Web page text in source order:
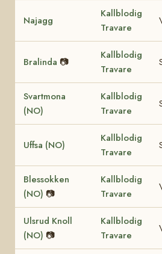
Najagg
Kallblodig
Travare
Bralinda 📷
Kallblodig
Travare
Svartmona
(NO)
Kallblodig
Travare
Uffsa (NO)
Kallblodig
Travare
Blessokken
(NO) 📷
Kallblodig
Travare
Ulsrud Knoll
(NO) 📷
Kallblodig
Travare